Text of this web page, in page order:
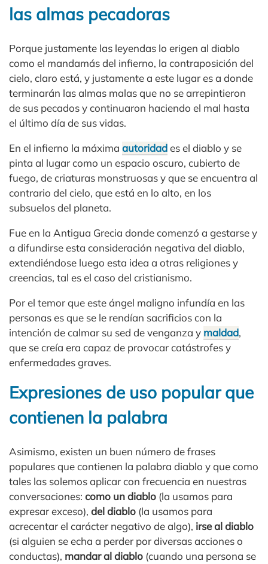
las almas pecadoras
Porque justamente las leyendas lo erigen al diablo
como el mandamás del infierno, la contraposición del
cielo, claro está, y justamente a este lugar es a donde
terminarán las almas malas que no se arrepintieron
de sus pecados y continuaron haciendo el mal hasta
el último día de sus vidas.
En el infierno la máxima autoridades el diablo y se
pinta al lugar como un espacio oscuro, cubierto de
fuego, de criaturas monstruosas y que se encuentra al
contrario del cielo, que está en lo alto, en los
subsuelos del planeta.
Fue en la Antigua Grecia donde comenzó a gestarse y
a difundirse esta consideración negativa del diablo,
extendiéndose luego esta idea a otras religiones y
creencias, tal es el caso del cristianismo.
Por el temor que este ángel maligno infundía en las
personas es que se le rendían sacrificios con la
intención de calmar su sed de venganza y maldad,
que se creía era capaz de provocar catástrofes y
enfermedades graves.
Expresiones de uso popular que
contienen la palabra
Asimismo, existen un buen número de frases
populares que contienen la palabra diablo y que como
tales las solemos aplicar con frecuencia en nuestras
conversaciones: como un diablo (la usamos para
expresar exceso), del diablo (la usamos para
acrecentar el carácter negativo de algo), irse al diablo
(si alguien se echa a perder por diversas acciones o
conductas), mandar al diablo (cuando una persona se